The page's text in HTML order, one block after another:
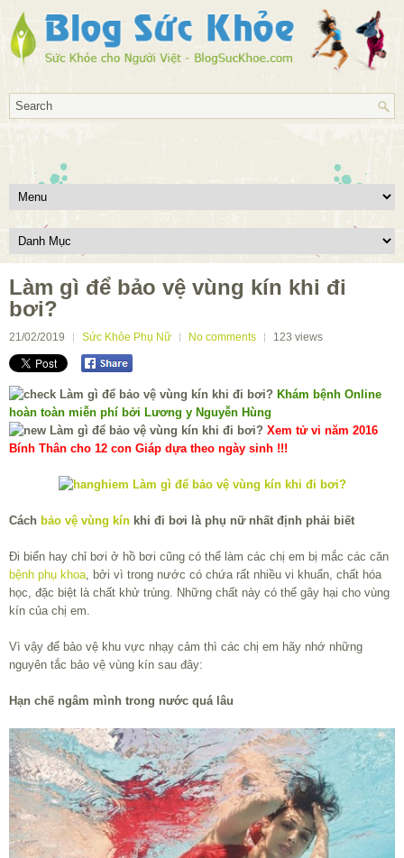
Làm gì để bảo vệ vùng kín khi đi
bơi?
21/02/2019 Sức Khỏe Phụ Nữ No comments 123 views
Khám bệnh Online
hoàn toàn miễn phí bởi Lương y Nguyễn Hùng
Xem tử vi năm 2016
Bính Thân cho 12 con Giáp dựa theo ngày sinh !!!
Cách bảo vệ vùng kín khi đi bơi là phụ nữ nhất định phải biết
Đi biển hay chỉ bơi ở hồ bơi cũng có thể làm các chị em bị mắc các căn
bệnh phụ khoa, bởi vì trong nước có chứa rất nhiều vi khuẩn, chất hóa
học, đặc biệt là chất khử trùng. Những chất này có thể gây hại cho vùng
kín của chị em.
Vì vậy để bảo vệ khu vực nhạy cảm thì các chị em hãy nhớ những
nguyên tắc bảo vệ vùng kín sau đây:
Hạn chế ngâm mình trong nước quá lâu